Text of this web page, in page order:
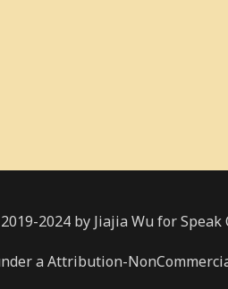
2024 by Jiajia Wu for
a Attribution-